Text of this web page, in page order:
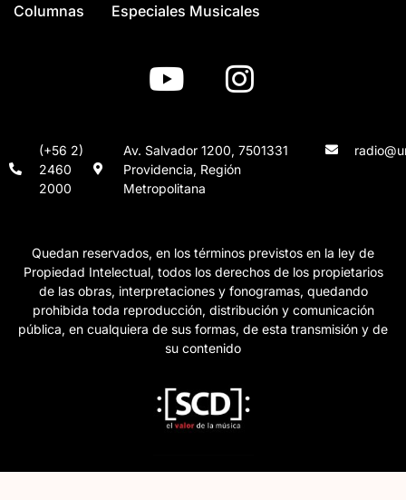
Columnas Especiales Musicales
(+56 2)
2460
2000
Av. Salvador 1200, 7501331
Providencia, Región
Metropolitana
Quedan reservados, en los términos previstos en la ley de
Propiedad Intelectual, todos los derechos de los propietarios
de las obras, interpretaciones y fonogramas, quedando
prohibida toda reproducción, distribución y comunicación
pública, en cualquiera de sus formas, de esta transmisión y de
su contenido